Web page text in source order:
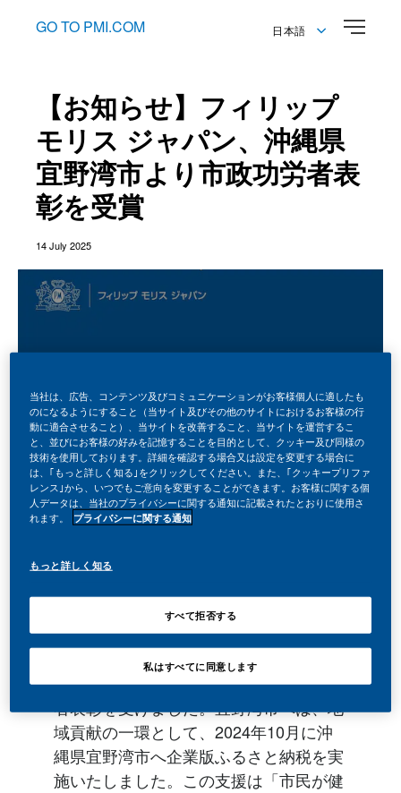
GO TO PMI.COM
日本語
【お知らせ】フィリップ
モリス ジャパン、沖縄県
宜野湾市より市政功労者表
彰を受賞
14 July 2025
（以下、PMJ）は、宜野湾市より市政発
展への尽力と功績が高く評価され、2025
年7月1日（火）に宜野湾市「市民の日」
式典に参加し、一般篤行部門で市政功労
者表彰を受けました。宜野湾市へは、地
域貢献の一環として、2024年10月に沖
縄県宜野湾市へ企業版ふるさと納税を実
施いたしました。この支援は「市民が健
当社は、広告、コンテンツ及びコミュニケーションがお客様個人に適したも
のになるようにすること（当サイト及びその他のサイトにおけるお客様の行
動に適合させること）、当サイトを改善すること、当サイトを運営するこ
と、並びにお客様の好みを記憶することを目的として、クッキー及び同様の
技術を使用しております。詳細を確認する場合又は設定を変更する場合に
は、｢もっと詳しく知る｣をクリックしてください。また、｢クッキープリファ
レンス｣から、いつでもご意向を変更することができます。お客様に関する個
人データは、当社のプライバシーに関する通知に記載されたとおりに使用さ
れます。
プライバシーに関する通知
もっと詳しく知る
すべて拒否する
私はすべてに同意します